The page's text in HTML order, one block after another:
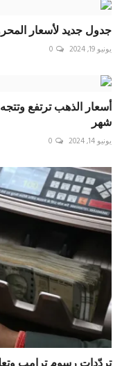
جدول جديد لأسعار
يونيو 19, 2024 0
أسعار الذهب ترتفع
شهر
يونيو 14, 2024 0
تردّدات رسوم ترامب